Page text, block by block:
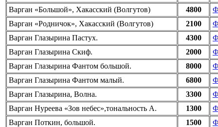
Варган «Большой», Хакасский (Волгутов)
4800
Варган «Родничок», Хакасский (Волгутов)
2100
Варган Глазырина Пастух.
4300
Варган Глазырина Скиф.
2000
Варган Глазырина Фантом большой.
8000
Варган Глазырина Фантом малый.
6800
Варган Глазырина, Волна.
3300
Варган Нуреева «Зов небес»,тональность А.
1300
Варган Поткин, большой.
1500